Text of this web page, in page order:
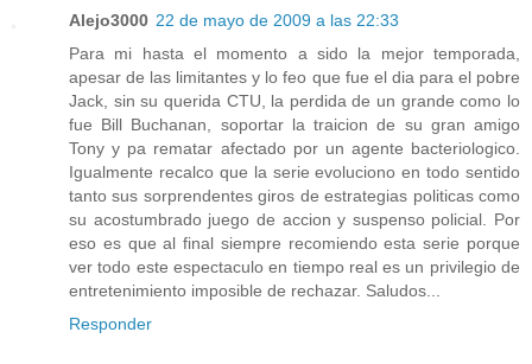
Alejo3000 22 de mayo de 2009 a las 22:33
Para mi hasta el momento a sido la mejor temporada,
apesar de las limitantes y lo feo que fue el dia para el pobre
Jack, sin su querida CTU, la perdida de un grande como lo
fue Bill Buchanan, soportar la traicion de su gran amigo
Tony y pa rematar afectado por un agente bacteriologico.
Igualmente recalco que la serie evoluciono en todo sentido
tanto sus sorprendentes giros de estrategias politicas como
su acostumbrado juego de accion y suspenso policial. Por
eso es que al final siempre recomiendo esta serie porque
ver todo este espectaculo en tiempo real es un privilegio de
entretenimiento imposible de rechazar. Saludos...
Responder